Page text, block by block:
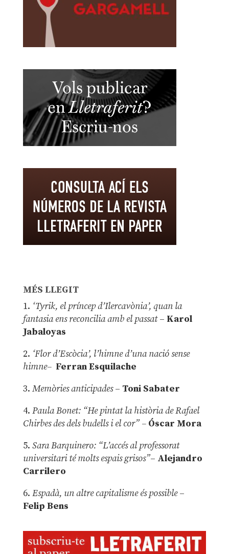
MÉS LLEGIT
1. ‘Tyrik, el príncep d’Ilercavònia’, quan la
fantasia ens reconcilia amb el passat– Karol
Jabaloyas
2. ‘Flor d’Escòcia’, l’himne d’una nació sense
himne– Ferran Esquilache
3. Memòries anticipades– Toni Sabater
4. Paula Bonet: “He pintat la història de Rafael
Chirbes des dels budells i el cor” –Óscar Mora
5. Sara Barquinero: “L’accés al professorat
universitari té molts espais grisos”– Alejandro
Carrilero
6. Espadà, un altre capitalisme és possible –
Felip Bens